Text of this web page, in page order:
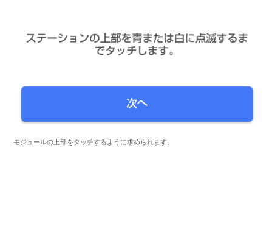
モジュールの上部をタッチするように求められます。